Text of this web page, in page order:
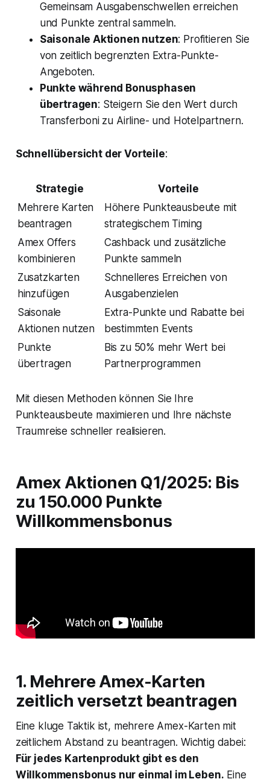
Gemeinsam Ausgabenschwellen erreichen
und Punkte zentral sammeln.
Saisonale Aktionen nutzen: Profitieren Sie
von zeitlich begrenzten Extra-Punkte-
Angeboten.
Punkte während Bonusphasen
übertragen: Steigern Sie den Wert durch
Transferboni zu Airline- und Hotelpartnern.
Schnellübersicht der Vorteile:
Strategie
Vorteile
Mehrere Karten
beantragen
Höhere Punkteausbeute mit
strategischem Timing
Amex Offers
kombinieren
Cashback und zusätzliche
Punkte sammeln
Zusatzkarten
hinzufügen
Schnelleres Erreichen von
Ausgabenzielen
Saisonale
Aktionen nutzen
Extra-Punkte und Rabatte bei
bestimmten Events
Punkte
übertragen
Bis zu 50% mehr Wert bei
Partnerprogrammen
Mit diesen Methoden können Sie Ihre
Punkteausbeute maximieren und Ihre nächste
Traumreise schneller realisieren.
Amex Aktionen Q1/2025: Bis
zu 150.000 Punkte
Willkommensbonus
1. Mehrere Amex-Karten
zeitlich versetzt beantragen
Eine kluge Taktik ist, mehrere Amex-Karten mit
zeitlichem Abstand zu beantragen. Wichtig dabei:
Für jedes Kartenprodukt gibt es den
Willkommensbonus nur einmal im Leben. Eine